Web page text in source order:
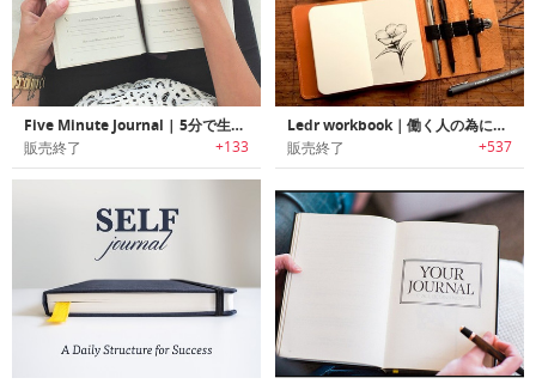
Five Minute Journal | 5分で生活をポジティブに変える「ファイブミニッツ・ジャーナル」
販売終了 +133
Ledr workbook｜働く人の為にデザインされたレザーカバーノートブック「レダーワークブック」
販売終了 +537